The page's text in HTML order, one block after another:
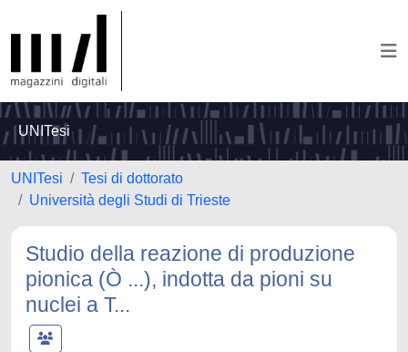
UNITesi
UNITesi
Tesi di dottorato
Università degli Studi di Trieste
Studio della reazione di produzione
pionica (Ò ...), indotta da pioni su
nuclei a T...